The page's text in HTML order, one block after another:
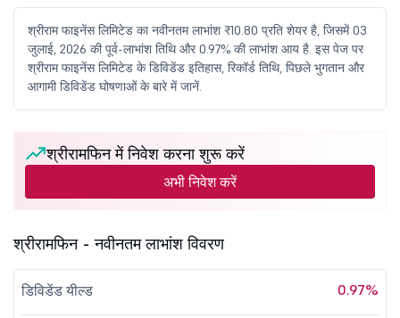
श्रीराम फाइनेंस लिमिटेड का नवीनतम लाभांश ₹10.80 प्रति शेयर है, जिसमें 03
जुलाई, 2026 की पूर्व-लाभांश तिथि और 0.97% की लाभांश आय है. इस पेज पर
श्रीराम फाइनेंस लिमिटेड के डिविडेंड इतिहास, रिकॉर्ड तिथि, पिछले भुगतान और
आगामी डिविडेंड घोषणाओं के बारे में जानें.
श्रीरामफिन में निवेश करना शुरू करें
अभी निवेश करें
श्रीरामफिन - नवीनतम लाभांश विवरण
डिविडेंड यील्ड 0.97%